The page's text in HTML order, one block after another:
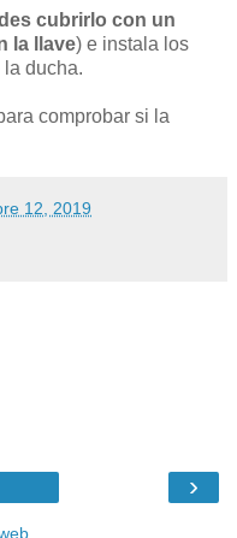
cubrirlo con un
la llave) e instala los
ducha.
comprobar si la
12, 2019
›